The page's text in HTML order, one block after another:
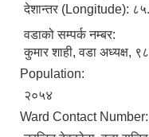
देशान्तर (Longitude):
वडाको सम्पर्क नम्बर:
कुमार शाही, वडा अध्यक्ष,
Population:
२०५४
Ward Contact Number: